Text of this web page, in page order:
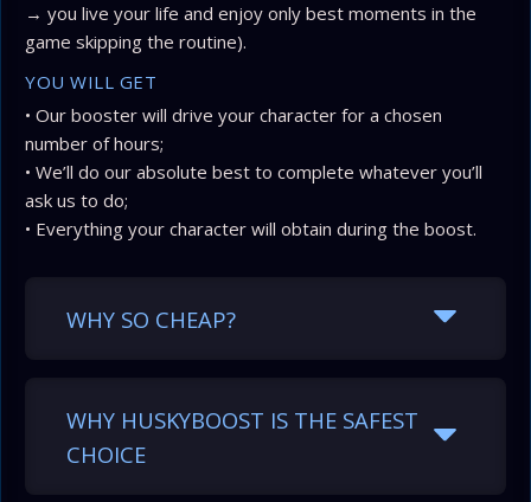
→ you live your life and enjoy only best moments in the
game skipping the routine).
YOU WILL GET
• Our booster will drive your character for a chosen
number of hours;
• We’ll do our absolute best to complete whatever you’ll
ask us to do;
• Everything your character will obtain during the boost.
WHY SO CHEAP?
WHY HUSKYBOOST IS THE SAFEST
CHOICE